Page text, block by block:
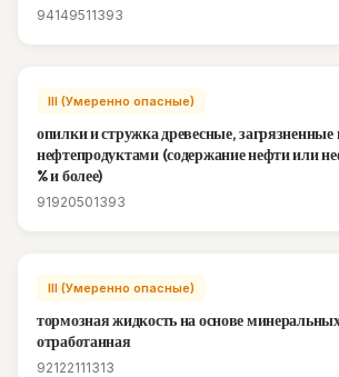
94149511393
III (Умеренно опасные)
опилки и стружка древесные,
нефтепродуктами (содержание нефти или
% и более)
91920501393
III (Умеренно опасные)
тормозная жидкость на основе
отработанная
92122111313